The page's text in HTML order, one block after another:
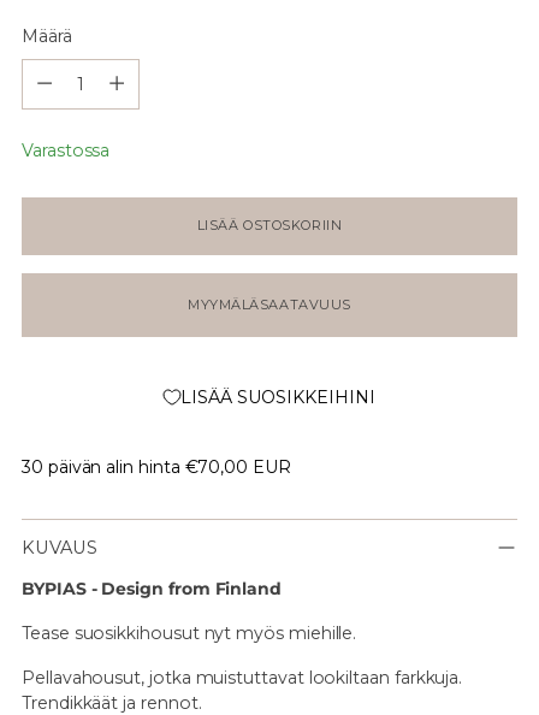
Määrä
Varastossa
LISÄÄ OSTOSKORIIN
MYYMÄLÄSAATAVUUS
LISÄÄ SUOSIKKEIHINI
30 päivän alin hinta €70,00 EUR
KUVAUS
BYPIAS - Design from Finland
Tease suosikkihousut nyt myös miehille.
Pellavahousut, jotka muistuttavat lookiltaan farkkuja.
Trendikkäät ja rennot.